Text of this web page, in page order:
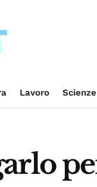
Lavoro Scienze